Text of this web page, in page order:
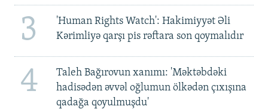
3
'Human Rights Watch': Hakimiyyət Əli
Kərimliyə qarşı pis rəftara son qoymalıdır
4
Taleh Bağırovun xanımı: 'Məktəbdəki
hadisədən əvvəl oğlumun ölkədən çıxışına
qadağa qoyulmuşdu'